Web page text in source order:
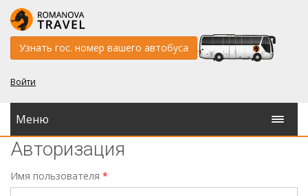
Узнать гос. номер вашего автобуса
Войти
Меню
Авторизация
Имя пользователя *